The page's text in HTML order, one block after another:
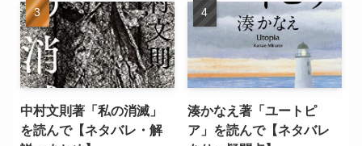
中村文則著「私の消滅」
を読んで【ネタバレ・解
湊かなえ著「ユートピ
ア」を読んで【ネタバレ